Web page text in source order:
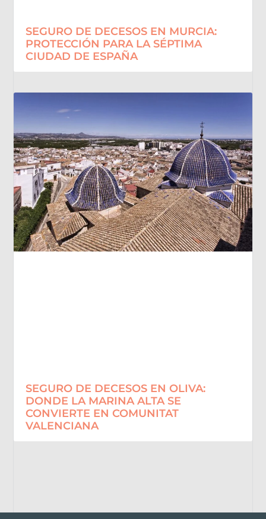
SEGURO DE DECESOS EN MURCIA:
PROTECCIÓN PARA LA SÉPTIMA
CIUDAD DE ESPAÑA
SEGURO DE DECESOS EN OLIVA:
DONDE LA MARINA ALTA SE
CONVIERTE EN COMUNITAT
VALENCIANA